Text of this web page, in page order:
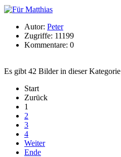
Autor: Peter
Zugriffe: 11199
Kommentare: 0
Es gibt 42 Bilder in dieser Kategorie
Start
Zurück
1
2
3
4
Weiter
Ende